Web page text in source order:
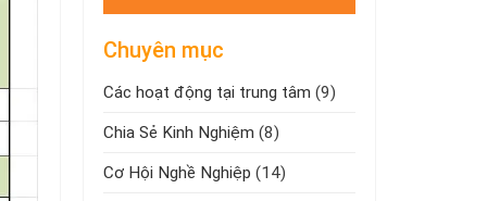
Chuyên mục
Các hoạt động tại trung tâm (9)
Chia Sẻ Kinh Nghiệm (8)
Cơ Hội Nghề Nghiệp (14)